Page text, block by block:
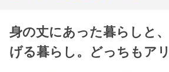
身の丈にあった暮らしと
げる暮らし。どっちもア